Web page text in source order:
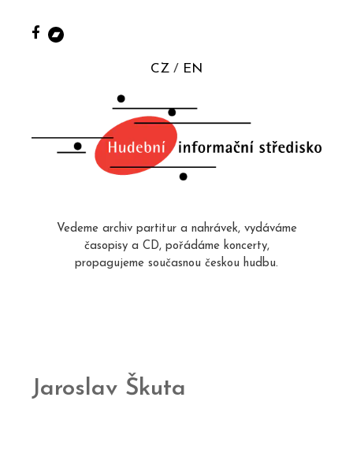
CZ EN
Vedeme archiv partitur a nahrávek, vydáváme
časopisy a CD, pořádáme koncerty,
propagujeme současnou českou hudbu.
Jaroslav Škuta